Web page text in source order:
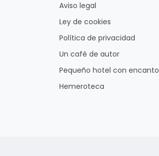
Aviso legal
Ley de cookies
Política de privacidad
Un café de autor
Pequeño hotel con encanto
Hemeroteca